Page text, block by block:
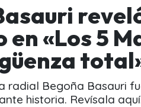
en «Los 5
radial Begoña Basauri
historia. Revísala